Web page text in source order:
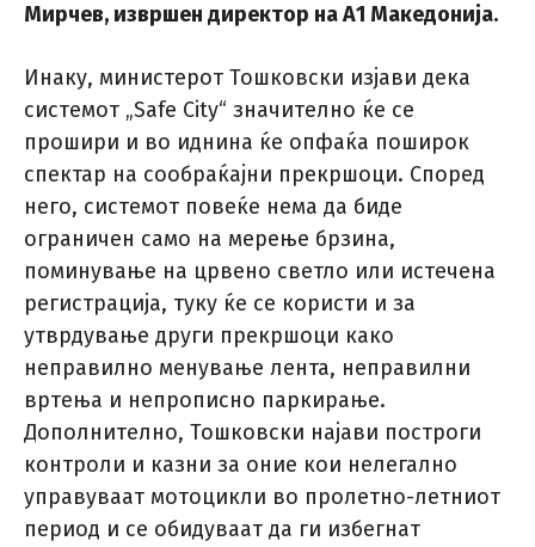
Мирчев, извршен директор на А1 Македонија.
Инаку, министерот Тошковски изјави дека
системот „Safe City“ значително ќе се
прошири и во иднина ќе опфаќа поширок
спектар на сообраќајни прекршоци. Според
него, системот повеќе нема да биде
ограничен само на мерење брзина,
поминување на црвено светло или истечена
регистрација, туку ќе се користи и за
утврдување други прекршоци како
неправилно менување лента, неправилни
вртења и непрописно паркирање.
Дополнително, Тошковски најави построги
контроли и казни за оние кои нелегално
управуваат мотоцикли во пролетно-летниот
период и се обидуваат да ги избегнат